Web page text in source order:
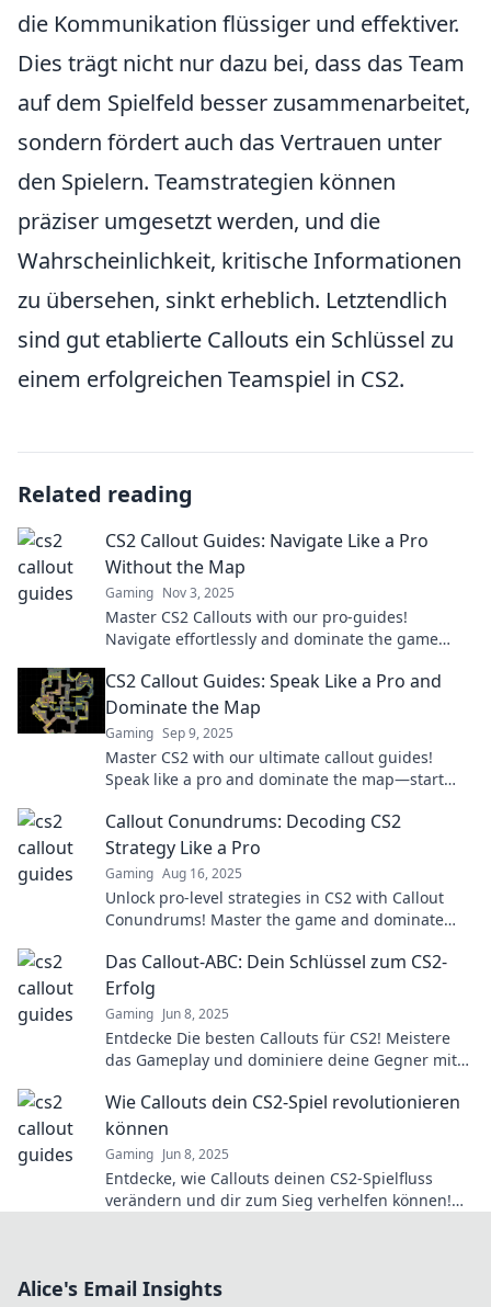
die Kommunikation flüssiger und effektiver.
Dies trägt nicht nur dazu bei, dass das Team
auf dem Spielfeld besser zusammenarbeitet,
sondern fördert auch das Vertrauen unter
den Spielern. Teamstrategien können
präziser umgesetzt werden, und die
Wahrscheinlichkeit, kritische Informationen
zu übersehen, sinkt erheblich. Letztendlich
sind gut etablierte Callouts ein Schlüssel zu
einem erfolgreichen Teamspiel in CS2.
Related reading
CS2 Callout Guides: Navigate Like a Pro
Without the Map
Gaming Nov 3, 2025
Master CS2 Callouts with our pro-guides!
Navigate effortlessly and dominate the game
skills!
CS2 Callout Guides: Speak Like a Pro and
Dominate the Map
Gaming Sep 9, 2025
Master CS2 with our ultimate callout guides!
Speak like a pro and dominate the map—start
Callout Conundrums: Decoding CS2
Strategy Like a Pro
Gaming Aug 16, 2025
Unlock pro-level strategies in CS2 with Callout
Conundrums! Master the game and dominate
Das Callout-ABC: Dein Schlüssel zum CS2-
Erfolg
Gaming Jun 8, 2025
Entdecke Die besten Callouts für CS2! Meistere
das Gameplay und dominiere deine Gegner mit
Wie Callouts dein CS2-Spiel revolutionieren
können
Gaming Jun 8, 2025
Entdecke, wie Callouts deinen CS2-Spielfluss
verändern und dir zum Sieg verhelfen können!
Alice's Email Insights